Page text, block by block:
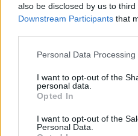
also be disclosed by us to
Downstream Participants that
Personal Data
I want to opt-out of the
personal data.
Opted In
I want to opt-out of the
Personal Data.